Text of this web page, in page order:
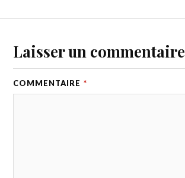
Laisser un commentaire
COMMENTAIRE *